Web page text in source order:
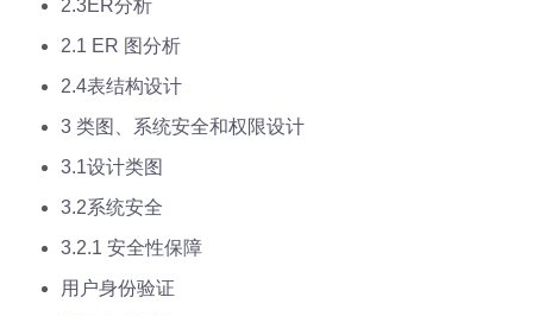
2.3ER分析
2.1 ER 图分析
2.4表结构设计
3 类图、系统安全和权限设计
3.1设计类图
3.2系统安全
3.2.1 安全性保障
用户身份验证